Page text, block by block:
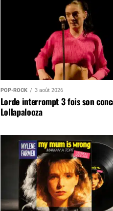
POP-ROCK 3 août 2026
Lorde interrompt 3 fois son
Lollapalooza